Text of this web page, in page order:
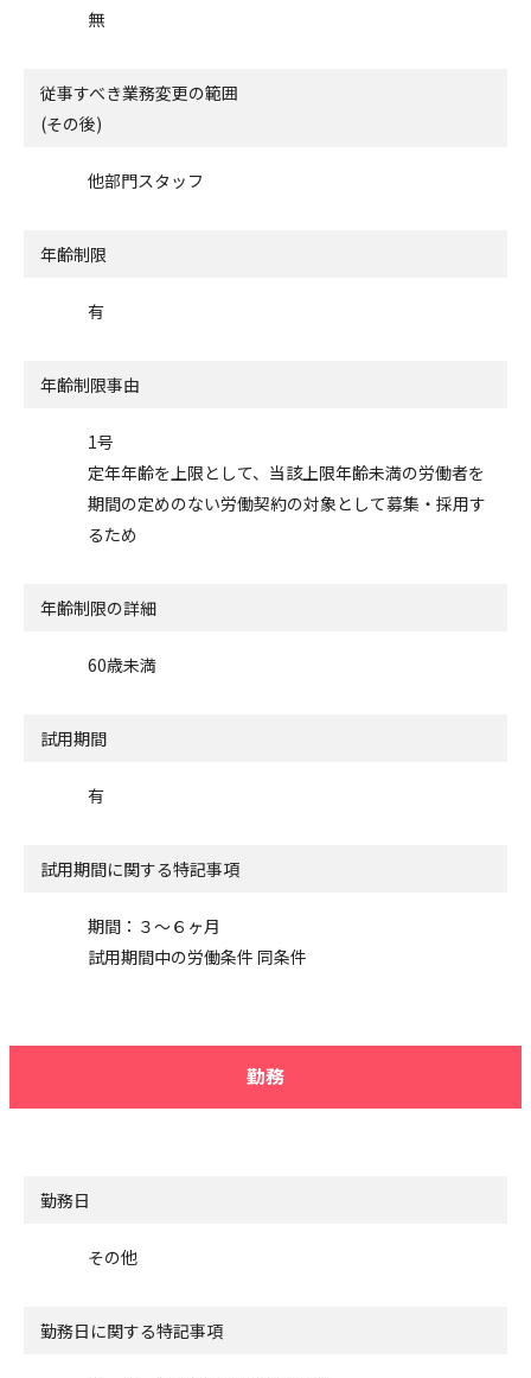
無
従事すべき業務変更の範囲
(その後)
他部門スタッフ
年齢制限
有
年齢制限事由
1号
定年年齢を上限として、当該上限年齢未満の労働者を
期間の定めのない労働契約の対象として募集・採用す
るため
年齢制限の詳細
60歳未満
試用期間
有
試用期間に関する特記事項
期間：３〜６ヶ月
試用期間中の労働条件 同条件
勤務
勤務日
その他
勤務日に関する特記事項